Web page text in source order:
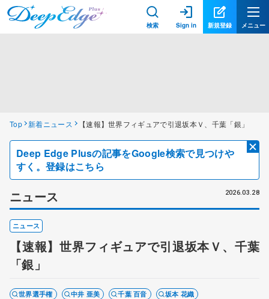
検索 Sign in 新規登録 メニュー
Top 新着ニュース 【速報】世界フィギュアで引退坂本Ｖ、千葉「銀」
Deep Edge Plusの記事をGoogle検索で見つけや
すく。登録はこちら
ニュース 2026.03.28
ニュース
【速報】世界フィギュアで引退坂本Ｖ、千葉
「銀」
世界選手権 中井 亜美 千葉 百音 坂本 花織